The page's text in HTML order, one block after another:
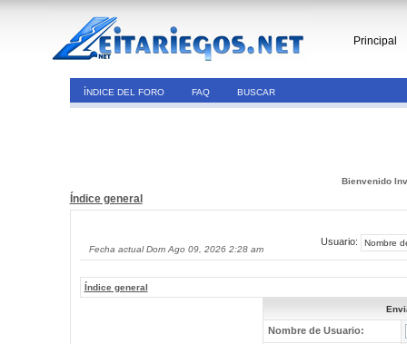
Principal
ÍNDICE DEL FORO FAQ BUSCAR
Bienvenido
Índice general
Fecha actual Dom Ago 09, 2026 2:28 am
Usuario:
Índice general
Nombre de Usuario: